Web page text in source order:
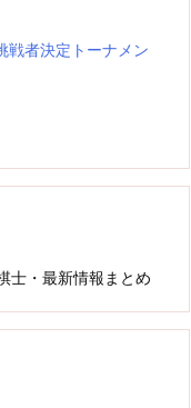
戦者決定トーナメン